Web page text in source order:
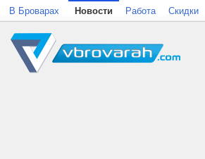
В Броварах Новости Работа Скидки